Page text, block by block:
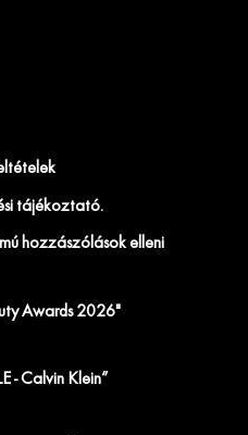
tájékoztató.
hozzászólások elleni
Awards 2026"
- Calvin Klein”